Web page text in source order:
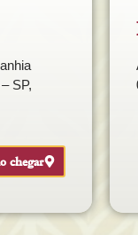
SP,
chegar